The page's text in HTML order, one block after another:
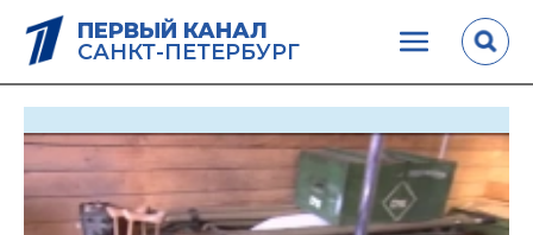
ПЕРВЫЙ КАНАЛ
САНКТ-ПЕТЕРБУРГ